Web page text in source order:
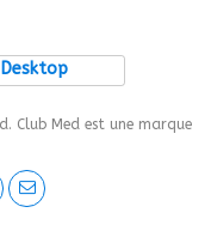
Desktop
Club Med est une marque